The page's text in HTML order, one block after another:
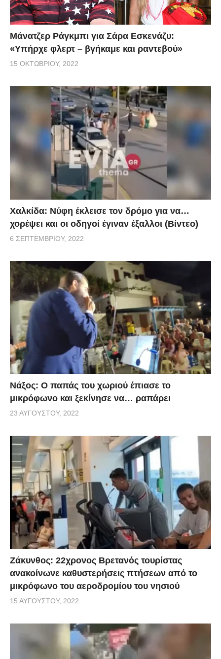
Μάνατζερ Ράγκμπι για Σάρα Εσκενάζυ:
«Υπήρχε φλερτ – βγήκαμε και ραντεβού»
15 ΟΚΤΩΒΡΊΟΥ, 2022
Χαλκίδα: Νύφη έκλεισε τον δρόμο για να…
χορέψει και οι οδηγοί έγιναν έξαλλοι (Βίντεο)
6 ΣΕΠΤΕΜΒΡΊΟΥ, 2022
Νάξος: Ο παπάς του χωριού έπιασε το
μικρόφωνο και ξεκίνησε να… ραπάρει
23 ΑΥΓΟΎΣΤΟΥ, 2022
Ζάκυνθος: 22χρονος Βρετανός τουρίστας
ανακοίνωνε καθυστερήσεις πτήσεων από το
μικρόφωνο του αεροδρομίου του νησιού
15 ΑΥΓΟΎΣΤΟΥ, 2022